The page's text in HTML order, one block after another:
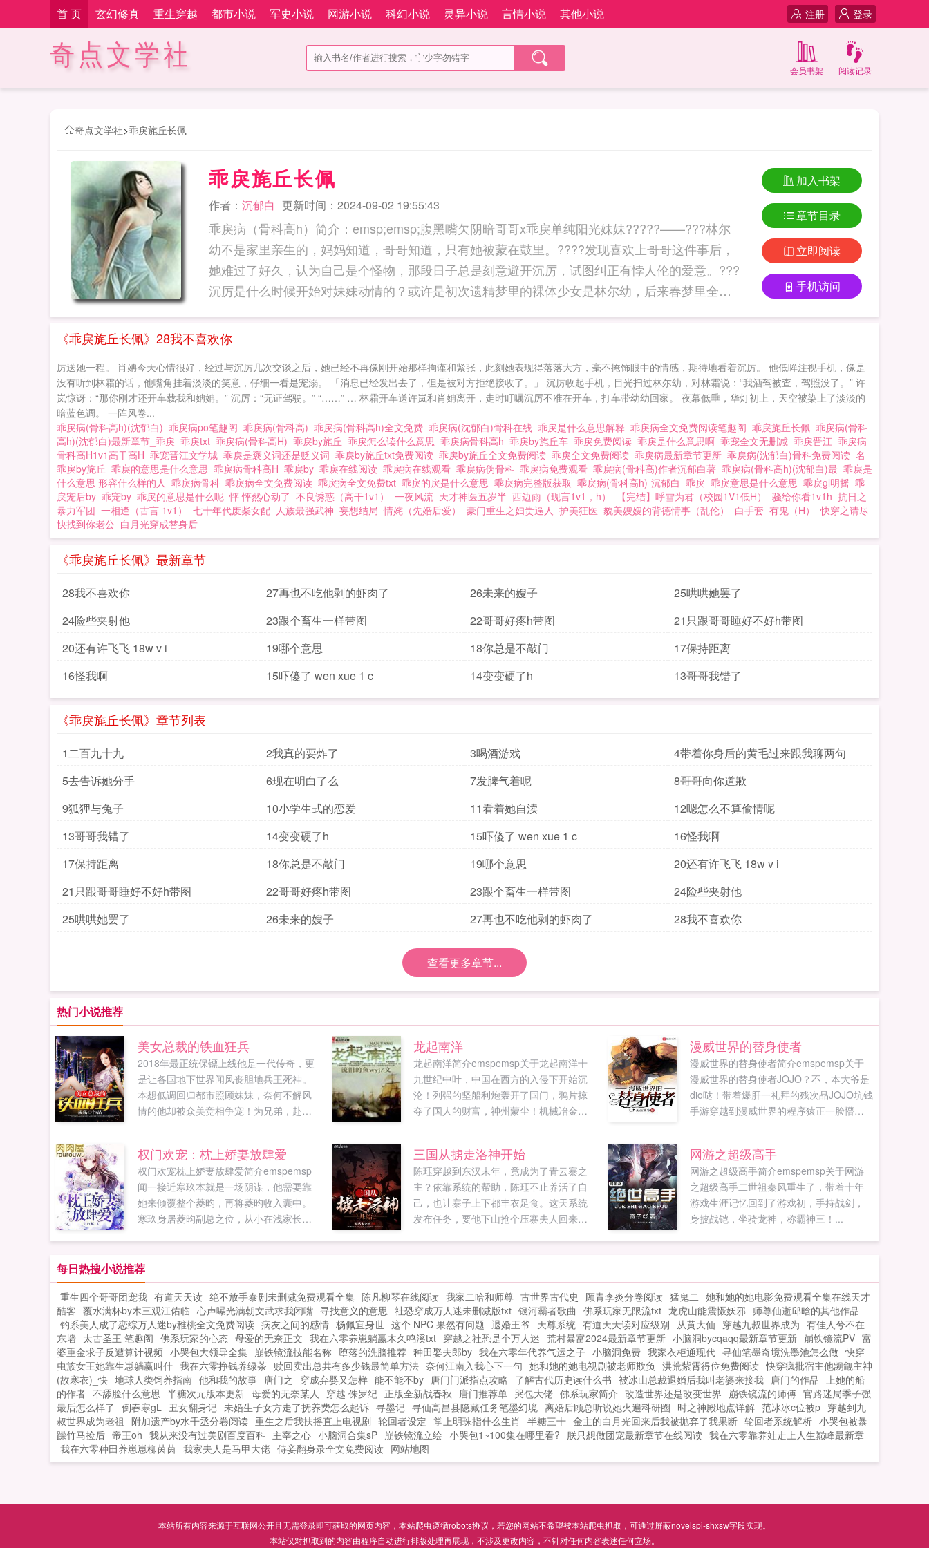
首 页 玄幻修真 重生穿越 都市小说 军史小说 网游小说 科幻小说 灵异小说 言情小说 其他小说 登录
注册
奇点文学社 阅读记录
会员书架
奇点文学社>乖戾旄丘长佩
乖戾旄丘长佩
作者： 沉郁白 更新时间：2024-09-02 19:55:43
乖戾病（骨科高h）简介：emsp;emsp;腹黑嘴欠阴暗哥哥x乖戾单纯阳光妹妹?????——???林尔
幼不是家里亲生的，妈妈知道，哥哥知道，只有她被蒙在鼓里。????发现喜欢上哥哥这件事后，
她难过了好久，认为自己是个怪物，那段日子总是刻意避开沉厉，试图纠正有悖人伦的爱意。???
沉厉是什么时候开始对妹妹动情的？或许是初次遗精梦里的裸体少女是林尔幼，后来春梦里全是
颤，梦里那哭着说不要的小姑娘原来已经长大了啊。??——??林尔幼和男友在楼下相拥告别，回
来。????林尔幼慢吞吞地过去，等到反应过来时，人已被按在沙发，哥哥漆黑的瞳孔里情欲翻
涌。???“抱了，亲了么？跟他睡过没有？”???林尔幼惊恐地摇头。???沉厉扒开她的校服，手探进
（vb：沈郁不白） 乖戾病（骨科高h）
加入书架
章节目录
立即阅读
手机访问
《乖戾旄丘长佩》28我不喜欢你
厉送她一程。 肖姌今天心情很好，经过与沉厉几次交谈之后，她已经不再像刚开始那样拘谨和紧张，此刻她表现得落落大方，毫不掩饰眼中的情感，期待地看着沉厉。 他低眸注视手机，像是
没有听到林霜的话，他嘴角挂着淡淡的笑意，仔细一看是宠溺。 「消息已经发出去了，但是被对方拒绝接收了。」 沉厉收起手机，目光扫过林尔幼，对林霜说：“我酒驾被查，驾照没了。” 许
岚惊讶：“那你刚才还开车载我和姌姌。” 沉厉：“无证驾驶。” “……” … 林霜开车送许岚和肖姌离开，走时叮嘱沉厉不准在开车，打车带幼幼回家。 夜幕低垂，华灯初上，天空被染上了淡淡的
暗蓝色调。 一阵风卷...
乖戾病(骨科高h)(沈郁白) 乖戾病po笔趣阁 乖戾病(骨科高) 乖戾病(骨科高h)全文免费 乖戾病(沈郁白)骨科在线 乖戾是什么意思解释 乖戾病全文免费阅读笔趣阁 乖戾旄丘长佩 乖戾病(骨科
高h)(沈郁白)最新章节_乖戾 乖戾txt 乖戾病(骨科高H) 乖戾by旄丘 乖戾怎么读什么意思 乖戾病骨科高h 乖戾by旄丘车 乖戾免费阅读 乖戾是什么意思啊 乖宠全文无删减 乖戾晋江 乖戾病
骨科高H1v1高干高H 乖宠晋江文学城 乖戾是褒义词还是贬义词 乖戾by旄丘txt免费阅读 乖戾by旄丘全文免费阅读 乖戾全文免费阅读 乖戾病最新章节更新 乖戾病(沈郁白)骨科免费阅读 名
乖戾by旄丘 乖戾的意思是什么意思 乖戾病骨科高H 乖戾by 乖戾在线阅读 乖戾病在线观看 乖戾病伪骨科 乖戾病免费观看 乖戾病(骨科高)作者沉郁白著 乖戾病(骨科高h)(沈郁白)最 乖戾是
什么意思 形容什么样的人 乖戾病骨科 乖戾病全文免费阅读 乖戾病全文免费txt 乖戾的戾是什么意思 乖戾病完整版获取 乖戾病(骨科高h)-沉郁白 乖戾 乖戾意思是什么意思 乖戾gl明摇 乖
戾宠后by 乖宠by 乖戾的意思是什么呢怦 怦然心动了 不良诱惑（高干1v1） 一夜风流 天才神医五岁半 西边雨（现言1v1，h） 【完结】呼雪为君（校园1V1低H） 骚给你看1v1h 抗日之
暴力军团 一相逢（古言 1v1） 七十年代废柴女配 人族最强武神 妄想结局 情姹（先婚后爱） 豪门重生之妇贵逼人 护美狂医 貌美嫂嫂的背德情事（乱伦） 白手套 有鬼（H）
快穿之请尽
快找到你老公 白月光穿成替身后
《乖戾旄丘长佩》最新章节
28我不喜欢你 27再也不吃他剥的虾肉了 26未来的嫂子
25哄哄她罢了
24险些夹射他
23跟个畜生一样带图 22哥哥好疼h带图
21只跟哥哥睡好不好h带图
20还有许飞飞 18w v i
19哪个意思 18你总是不敲门
17保持距离
16怪我啊
15吓傻了 wen xue 1 c 14变变硬了h 13哥哥我错了
《乖戾旄丘长佩》章节列表
1二百九十九 2我真的要炸了 3喝酒游戏
4带着你身后的黄毛过来跟我聊两句
5去告诉她分手
6现在明白了么 7发脾气着呢
8哥哥向你道歉
9狐狸与兔子
10小学生式的恋爱 11看着她自渎
12嗯怎么不算偷情呢
13哥哥我错了
14变变硬了h 15吓傻了 wen xue 1 c
16怪我啊
17保持距离
18你总是不敲门 19哪个意思
20还有许飞飞 18w v i
21只跟哥哥睡好不好h带图
22哥哥好疼h带图 23跟个畜生一样带图
24险些夹射他
25哄哄她罢了
26未来的嫂子 27再也不吃他剥的虾肉了 28我不喜欢你
查看更多章节...
热门小说推荐
美女总裁的铁血狂兵
2018年最正统保镖上线他是一代传奇，更
是让各国地下世界闻风丧胆地兵王死神。
本想低调回归都市照顾妹妹，奈何不解风
情的他却被众美竞相争宠！为兄弟，赴汤
别忘记分享给朋友...
龙起南洋
龙起南洋简介emspemsp关于龙起南洋十
九世纪中叶，中国在西方的入侵下开始沉
沦！列强的坚船利炮轰开了国门，鸦片掠
夺了国人的财富，神州蒙尘！机械冶金双
族复兴！龙起南洋，纵横四海，终结风帆
时代！新书铁血强国正式上传，书友们多
多支持啊！...
漫威世界的替身使者
漫威世界的替身使者简介emspemsp关于
漫威世界的替身使者JOJO？不，本大爷是
dio哒！带着爆肝一礼拜的残次品JOJO坑钱
手游穿越到漫威世界的程序猿正一脸懵逼
漫威世界？请问离紫薯精到达战场还有多
长时间？对了，老子还有金手指！白金之
星，世界，疯狂钻石，轰炸空间，黄金体
验，绯红之王统统给我出！叮，新玩家您
好，您的第一位替身已抽取，祝您游戏愉
快。看着眼前正...
权门欢宠：枕上娇妻放肆爱
权门欢宠枕上娇妻放肆爱简介emspemsp
闻一接近寒玖本就是一场阴谋，他需要靠
她来倾覆整个菱昀，再将菱昀收入囊中。
寒玖身居菱昀副总之位，从小在浅家长
只披着忠厚外衣的...
三国从掳走洛神开始
陈珏穿越到东汉末年，竟成为了青云寨之
主？依靠系统的帮助，陈珏不止养活了自
己，也让寨子上下都丰衣足食。这天系统
发布任务，要他下山抢个压寨夫人回来。
喜欢三国从掳走洛神开始，别忘记分享给
朋友...
网游之超级高手
网游之超级高手简介emspemsp关于网游
之超级高手二世祖秦风重生了，带着十年
游戏生涯记忆回到了游戏初，手持战剑，
身披战铠，坐骑龙神，称霸神三！...
每日热搜小说推荐
重生四个哥哥团宠我 有道天天读 绝不放手泰剧未删减免费观看全集 陈凡柳琴在线阅读 我家二哈和师尊 古世界古代史 顾青李炎分卷阅读 猛鬼二 她和她的她电影免费观看全集在线天才
酷客 覆水满杯by木三观江佑临 心声曝光满朝文武求我闭嘴 寻找意义的意思 社恐穿成万人迷未删减版txt 银河霸者歌曲 佛系玩家无限流txt 龙虎山能震慑妖邪 师尊仙逝邱晗的其他作品
钓系美人成了恋综万人迷by稚桃全文免费阅读 病友之间的感情 杨佩宜身世 这个 NPC 果然有问题 退婚王爷 天尊系统 有道天天读对应级别 从黄大仙 穿越九叔世界成为 有佳人兮不在
东墙 太古圣王 笔趣阁 佛系玩家的心态 母爱的无奈正文 我在六零养崽躺赢木久鸣溪txt 穿越之社恐是个万人迷 荒村暴富2024最新章节更新 小脑洞bycqaqq最新章节更新 崩铁镜流PV 富
婆重金求子反遭算计视频 小哭包大领导全集 崩铁镜流技能名称 堕落的洗脑推荐 种田娶夫郎by 我在六零年代养气运之子 小脑洞免费 我家衣柜通现代 寻仙笔墨奇境洗墨池怎么做 快穿
虫族女王她靠生崽躺赢叫什 我在六零挣钱养绿茶 赎回卖出总共有多少钱最简单方法 奈何江南入我心下一句 她和她的她电视剧被老师欺负 洪荒紫霄得位免费阅读 快穿疯批宿主他觊觎主神
(故寒衣)_快 地球人类饲养指南 他和我的故事 唐门之 穿成弃婴又怎样 能不能不by 唐门门派指点攻略 了解古代历史读什么书 被冰山总裁退婚后我叫老婆来接我 唐门的作品 上她的船
的作者 不舔脸什么意思 半糖次元版本更新 母爱的无奈某人 穿越 侏罗纪 正版全新战春秋 唐门推荐单 哭包大佬 佛系玩家简介 改造世界还是改变世界 崩铁镜流的师傅 官路迷局季子强
最后怎么样了 倒春寒gL 丑女翻身记 未婚生子女方走了抚养费怎么起诉 寻墨记 寻仙高昌县隐藏任务笔墨幻境 离婚后顾总听说她火遍科研圈 时之神殿地点详解 范冰冰c位被p 穿越到九
叔世界成为老祖 附加遗产by水千丞分卷阅读 重生之后我扶摇直上电视剧 轮回者设定 掌上明珠指什么生肖 半糖三十 金主的白月光回来后我被抛弃了我果断 轮回者系统解析 小哭包被暴
躁竹马捡后 帝王oh 我从来没有过美剧百度百科 主宰之心 小脑洞合集sP 崩铁镜流立绘 小哭包1~100集在哪里看? 朕只想做团宠最新章节在线阅读 我在六零靠养娃走上人生巅峰最新章
我在六零种田养崽崽柳茵茵 我家夫人是马甲大佬 侍妾翻身录全文免费阅读 网站地图
本站所有内容来源于互联网公开且无需登录即可获取的网页内容，本站爬虫遵循robots协议，若您的网站不希望被本站爬虫抓取，可通过屏蔽novelspi-shxsw字段实现。
本站仅对抓取到的内容由程序自动进行排版处理再展现，不涉及更改内容，不针对任何内容表述任何立场。